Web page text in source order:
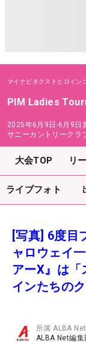
マイナビネクストヒロイン
PIM Ladies
2025年6月9日-6月9日
サニーカントリークラ
大会TOP リ
ライブフォト
[写真] 6度目
ャロウェイ
アーX』は「
インたちの
所属ALBA
ALBA Net編集